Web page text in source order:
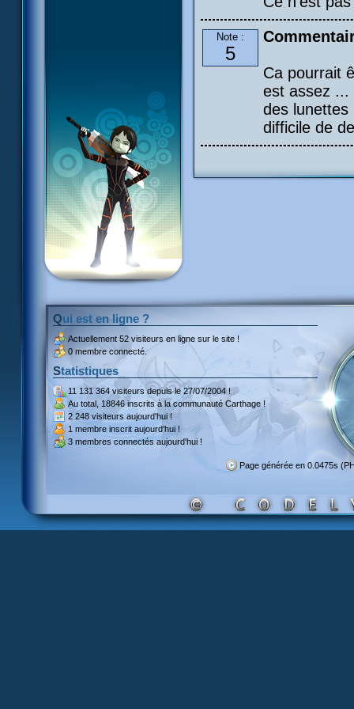
Note :
5
Ca pourrait
est assez ...
des lunettes
difficile de
Qui est en ligne ?
Actuellement 52 visiteurs en ligne sur le site !
0 membre connecté.
Statistiques
11 131 364 visiteursdepuis le 27/07/2004 !
Au total, 18846 inscritsà la communauté Carthage !
2 248 visiteurs aujourd'hui !
1 membre inscrit aujourd'hui !
3 membres connectés aujourd'hui !
Page générée en 0.0475s